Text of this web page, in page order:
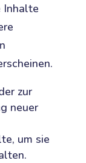
Inhalte
zur
neuer
um sie